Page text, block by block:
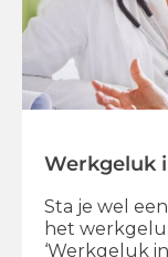
Werkgeluk
Sta je wel
het
‘Werkgeluk